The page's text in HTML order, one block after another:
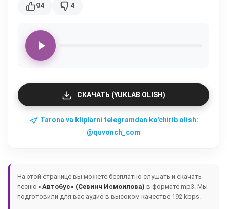
94 4
СКАЧАТЬ (YUKLAB OLISH)
Tarona va kliplarni telegramdan ko'chirib olish:
@quvonch_com
На этой странице вы можете бесплатно слушать и скачать
песню «Автобус» (Севинч Исмоилова) в формате mp3. Мы
подготовили для вас аудио в высоком качестве 192 kbps.